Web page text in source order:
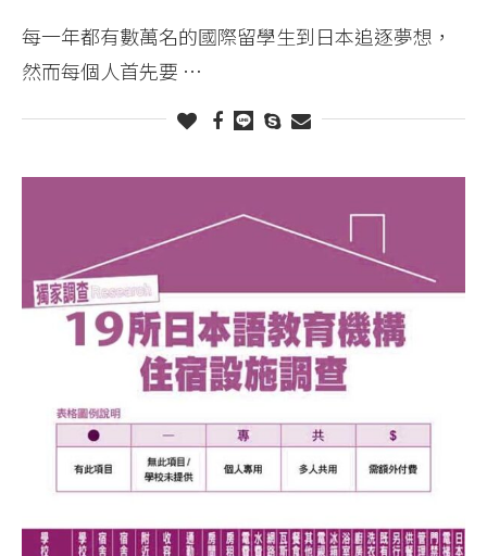
每一年都有數萬名的國際留學生到日本追逐夢想，
然而每個人首先要 …